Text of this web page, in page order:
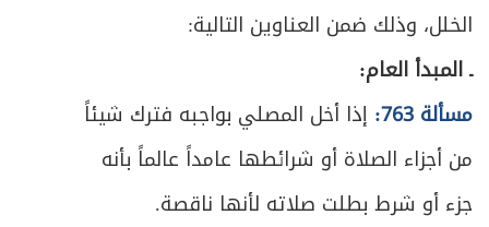
الخلل، وذلك ضمن العناوين التالية:
ـ المبدأ العام:
مسألة 763:
إذا أخل المصلي بواجبه فترك شيئاً
من أجزاء الصلاة أو شرائطها عامداً عالماً بأنه
جزء أو شرط بطلت صلاته لأنها ناقصة.
ص
398 المبحث الخامس ـ في كيفية صلاة الجماعة
400
المبحث السادس ـ في أحكام مترتبة على
الجماعة
403
الفصل السادس - في سائر الصلوات الواجبة
والمستحبة